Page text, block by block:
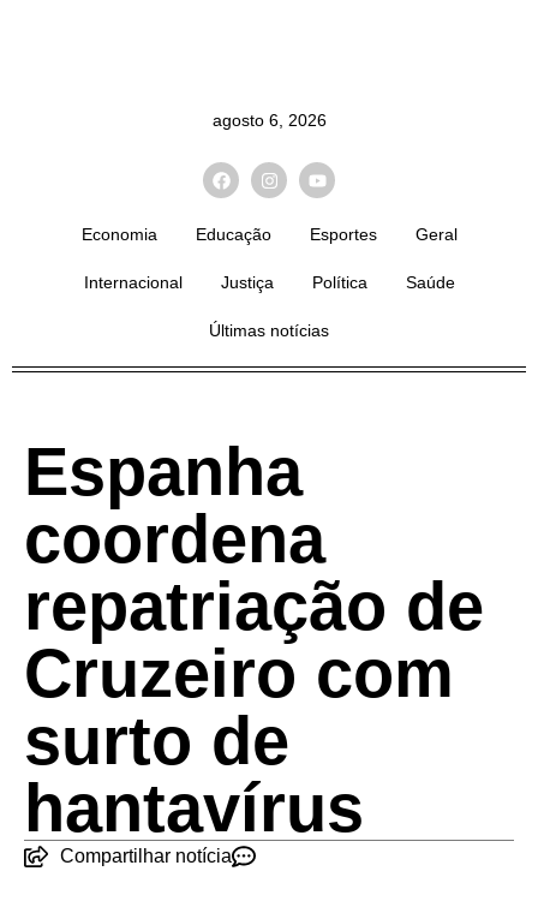
agosto 6, 2026
Economia Educação Esportes Geral
Internacional Justiça Política Saúde
Últimas notícias
Espanha
coordena
repatriação de
Cruzeiro com
surto de
hantavírus
Compartilhar notícia